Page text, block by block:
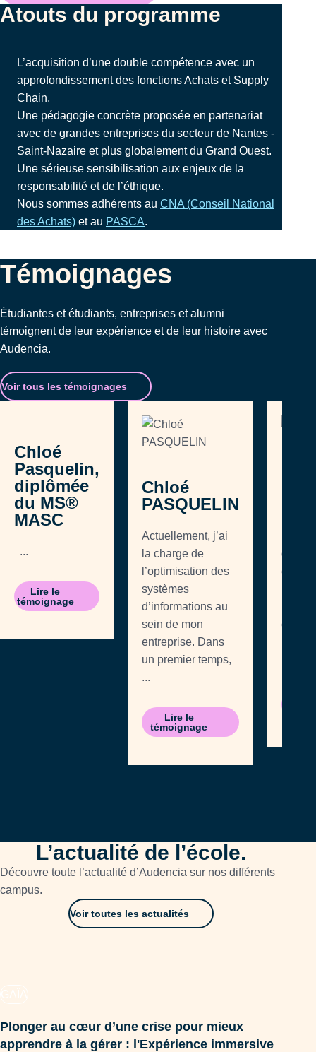
Atouts du programme
L’acquisition d’une double compétence avec un
approfondissement des fonctions Achats et Supply
Chain.
Une pédagogie concrète proposée en partenariat
avec de grandes entreprises du secteur de Nantes -
Saint-Nazaire et plus globalement du Grand Ouest.
Une sérieuse sensibilisation aux enjeux de la
responsabilité et de l’éthique.
Nous sommes adhérents au CNA (Conseil National
des Achats) et au PASCA.
Témoignages
Étudiantes et étudiants, entreprises et alumni
témoignent de leur expérience et de leur histoire avec
Audencia.
Voir tous les témoignages
Chloé
Pasquelin,
diplômée
du MS®
MASC
...
Lire le
témoignage
Chloé
PASQUELIN
Actuellement, j’ai
la charge de
l’optimisation des
systèmes
d’informations au
sein de mon
entreprise. Dans
un premier temps,
...
Lire le
témoignage
dans
étape
L’actualité de l’école.
Découvre toute l’actualité d’Audencia sur nos différents
campus.
Voir toutes les actualités
Plonger au cœur d’une crise pour mieux
apprendre à la gérer : l'Expérience immersive